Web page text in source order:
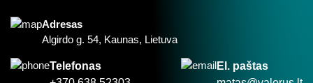
Adresas
Algirdo g. 54, Kaunas, Lietuva
Telefonas
El. paštas